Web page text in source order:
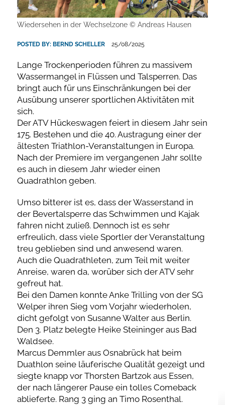
Wiedersehen in der Wechselzone © Andreas Hausen
POSTED BY: BERND SCHELLER 25/08/2025
Lange Trockenperioden führen zu massivem
Wassermangel in Flüssen und Talsperren. Das
bringt auch für uns Einschränkungen bei der
Ausübung unserer sportlichen Aktivitäten mit
sich.
Der ATV Hückeswagen feiert in diesem Jahr sein
175. Bestehen und die 40. Austragung einer der
ältesten Triathlon-Veranstaltungen in Europa.
Nach der Premiere im vergangenen Jahr sollte
es auch in diesem Jahr wieder einen
Quadrathlon geben.
Umso bitterer ist es, dass der Wasserstand in
der Bevertalsperre das Schwimmen und Kajak
fahren nicht zuließ. Dennoch ist es sehr
erfreulich, dass viele Sportler der Veranstaltung
treu geblieben sind und anwesend waren.
Auch die Quadrathleten, zum Teil mit weiter
Anreise, waren da, worüber sich der ATV sehr
gefreut hat.
Bei den Damen konnte Anke Trilling von der SG
Welper ihren Sieg vom Vorjahr wiederholen,
dicht gefolgt von Susanne Walter aus Berlin.
Den 3. Platz belegte Heike Steininger aus Bad
Waldsee.
Marcus Demmler aus Osnabrück hat beim
Duathlon seine läuferische Qualität gezeigt und
siegte knapp vor Thorsten Bartzok aus Essen,
der nach längerer Pause ein tolles Comeback
ablieferte. Rang 3 ging an Timo Rosenthal.